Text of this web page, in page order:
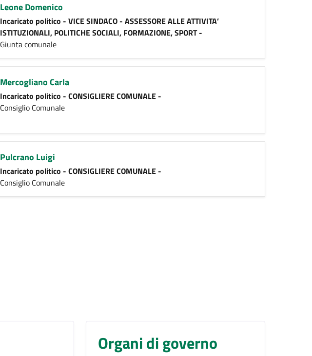
Leone Domenico
Incaricato politico - VICE SINDACO - ASSESSORE ALLE ATTIVITA’
ISTITUZIONALI, POLITICHE SOCIALI, FORMAZIONE, SPORT -
Giunta comunale
Mercogliano Carla
Incaricato politico - CONSIGLIERE COMUNALE -
Consiglio Comunale
Pulcrano Luigi
Incaricato politico - CONSIGLIERE COMUNALE -
Consiglio Comunale
Organi di governo